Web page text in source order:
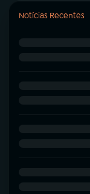
Notícias Recentes